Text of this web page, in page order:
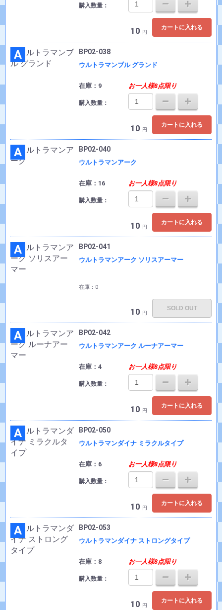
購入数量：
10 円
カートに入れる
A BP02-038
ウルトラマンブル グランド
在庫：9 お一人様8点限り
購入数量：
10 円
カートに入れる
A BP02-040
ウルトラマンアーク
在庫：16 お一人様8点限り
購入数量：
10 円
カートに入れる
A BP02-041
ウルトラマンアーク ソリスアーマー
在庫：0
10 円
SOLD OUT
A BP02-042
ウルトラマンアーク ルーナアーマー
在庫：4 お一人様8点限り
購入数量：
10 円
カートに入れる
A BP02-050
ウルトラマンダイナ ミラクルタイプ
在庫：6 お一人様8点限り
購入数量：
10 円
カートに入れる
A BP02-053
ウルトラマンダイナ ストロングタイプ
在庫：8 お一人様8点限り
購入数量：
10 円
カートに入れる